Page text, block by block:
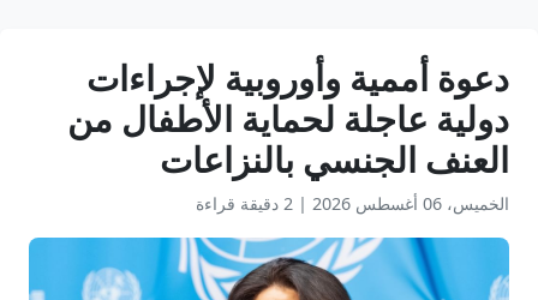
دعوة أممية وأوروبية لإجراءات
دولية عاجلة لحماية الأطفال من
العنف الجنسي بالنزاعات
الخميس، 06 أغسطس 2026 | 2 دقيقة قراءة